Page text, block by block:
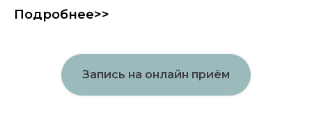
Подробнее>>
Запись на онлайн приём